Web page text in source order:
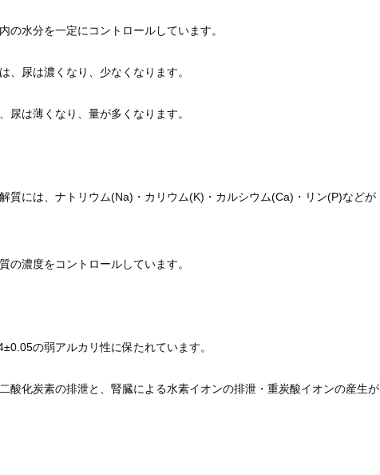
水分を一定にコントロールしています。
尿は濃くなり、少なくなります。
は薄くなり、量が多くなります。
質には、ナトリウム(Na)・カリウム(K)・カルシウム(Ca)・リン(P)などが
濃度をコントロールしています。
の弱アルカリ性に保たれています。
酸化炭素の排泄と、腎臓による水素イオンの排泄・重炭酸イオンの産生が